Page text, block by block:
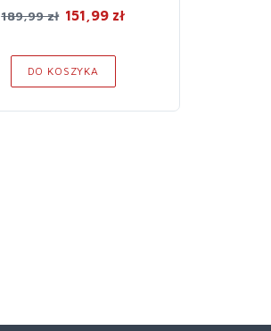
189,99 zł 151,99 zł
DO KOSZYKA